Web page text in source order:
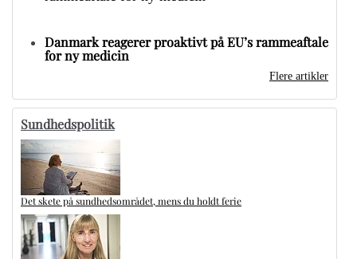
Danmark reagerer proaktivt på EU’s rammeaftale
for ny medicin
Flere artikler
Sundhedspolitik
Det skete på sundhedsområdet, mens du holdt ferie